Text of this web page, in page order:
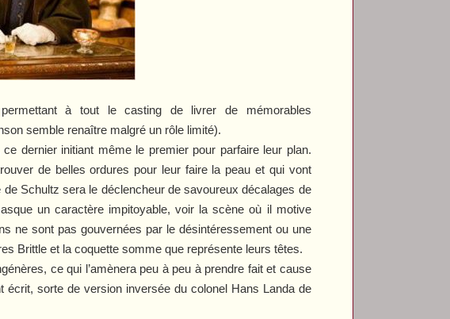
à tout le casting de livrer de mémorables
semble renaître malgré un rôle limité).
dernier initiant même le premier pour parfaire leur plan.
de belles ordures pour leur faire la peau et qui vont
Schultz sera le déclencheur de savoureux décalages de
un caractère impitoyable, voir la scène où il motive
ne sont pas gouvernées par le désintéressement ou une
Brittle et la coquette somme que représente leurs têtes.
ce qui l’amènera peu à peu à prendre fait et cause
sorte de version inversée du colonel Hans Landa de